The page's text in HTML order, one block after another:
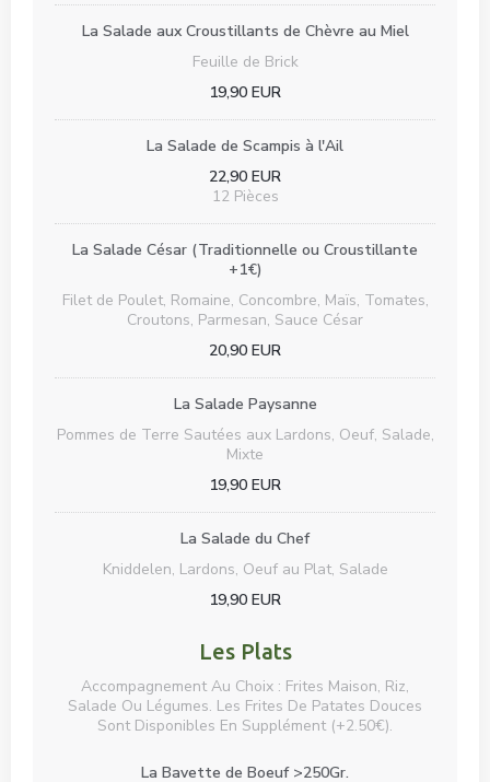
La Salade aux Croustillants de Chèvre au Miel
Feuille de Brick
19,90 EUR
La Salade de Scampis à l'Ail
22,90 EUR
12 Pièces
La Salade César (Traditionnelle ou Croustillante
+1€)
Filet de Poulet, Romaine, Concombre, Maïs, Tomates,
Croutons, Parmesan, Sauce César
20,90 EUR
La Salade Paysanne
Pommes de Terre Sautées aux Lardons, Oeuf, Salade,
Mixte
19,90 EUR
La Salade du Chef
Kniddelen, Lardons, Oeuf au Plat, Salade
19,90 EUR
Les Plats
Accompagnement Au Choix : Frites Maison, Riz,
Salade Ou Légumes. Les Frites De Patates Douces
Sont Disponibles En Supplément (+2.50€).
La Bavette de Boeuf >250Gr.